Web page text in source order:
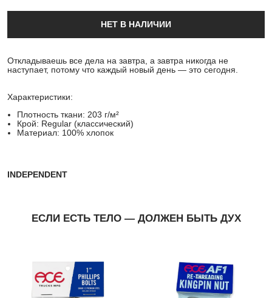
НЕТ В НАЛИЧИИ
Откладываешь все дела на завтра, а завтра никогда не
наступает, потому что каждый новый день — это сегодня.
Характеристики:
Плотность ткани: 203 г/м²
Крой: Regular (классический)
Материал: 100% хлопок
INDEPENDENT
ЕСЛИ ЕСТЬ ТЕЛО — ДОЛЖЕН БЫТЬ ДУХ